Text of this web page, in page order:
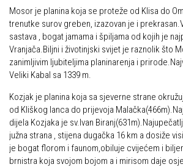
Obiteljska
Plan izleta Obiteljske sekcije za 2026. godinu
Izleti
Izvješća s izleta Obiteljske sekcije
Pruži mi ruku – OSI
OSI Novosti
Izvješća s izleta OSI
Alpinistička škola
Speleološka škola HPD Željezničar
Obilaznice
Gojzerica
Špiljama Lijepe Naše
Hrvatske planinarske kuće
50 vrhova za 50 godina društva
Od vrha do vrha
Mosor je planina koja se proteže od Klisa do
trenutke surov greben, izazovan je i
sastava , bogat jamama i špiljama od kojih je
Vranjača.Biljni i životinjski svijet je raznolik što
zanimljivim ljubiteljima planinarenja i
Veliki Kabal sa 1339 m.
Kozjak je planina koja sa sjeverne strane
od Kliškog lanca do prijevoja
dijela Kozjaka je sv.Ivan
južna strana , stijena dugačka 16 km a dosiže
je bogat florom i faunom,obiluje cvijećem i
brnistra koja svojom bojom a i mirisom daje